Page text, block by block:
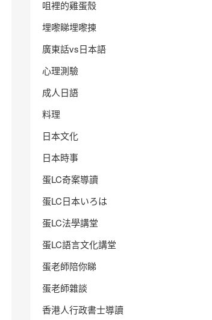
咀裡的雞蛋殼
埋嚟睇埋嚟揀
廣東話vs日本語
心理測驗
成人日語
料理
日本文化
日本時事
蛋LC奇案導讀
蛋LC日本いろは
蛋LC法學講堂
蛋LC語言文化講堂
蛋老師陪你睇
蛋老師雜談
香港人行政書士導讀